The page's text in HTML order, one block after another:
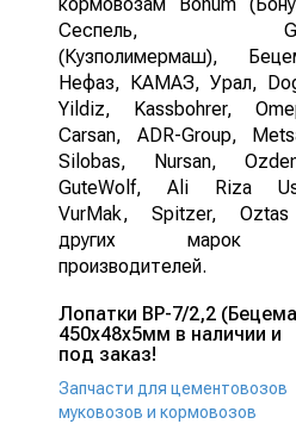
Сеспель,
(Кузполимермаш),
Нефаз, КАМАЗ, Урал,
Yildiz, Kassbohrer,
Carsan, ADR-Group,
Silobas, Nursan,
GuteWolf, Ali Riza
VurMak, Spitzer,
других марок
производителей.
Лопатки ВР-7/2,2
450х48х5мм в наличии и
под заказ!
Запчасти для цементовозов
муковозов и кормовозов